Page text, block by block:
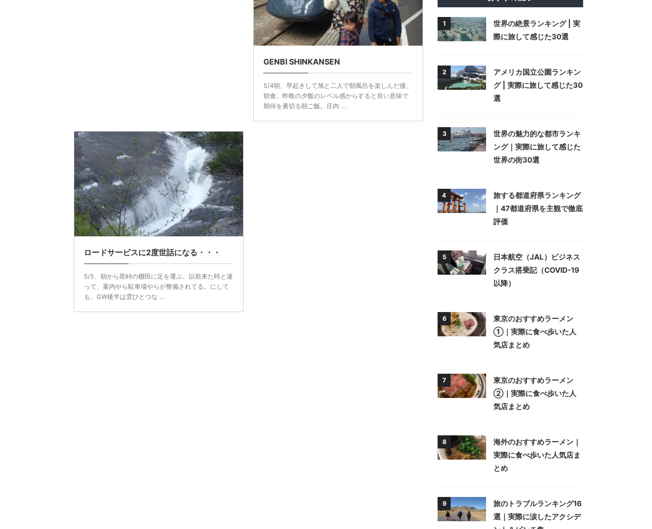
GENBI SHINKANSEN
5/4朝、早起きして旭と二人で朝風呂を楽しんだ後、
朝食。昨晩の夕飯のレベル感からすると良い意味で
期待を裏切る朝ご飯。庄内 ...
ロードサービスに2度世話になる・・・
5/5、朝から星峠の棚田に足を運ぶ。以前来た時と違
って、案内やら駐車場やらが整備されてる。にして
も、GW後半は雲ひとつな ...
1
世界の絶景ランキング | 実
際に旅して感じた30選
2
アメリカ国立公園ランキン
グ | 実際に旅して感じた30
選
3
世界の魅力的な都市ランキ
ング｜実際に旅して感じた
世界の街30選
4
旅する都道府県ランキング
｜47都道府県を主観で徹底
評価
5
日本航空（JAL）ビジネス
クラス搭乗記（COVID-19
以降）
6
東京のおすすめラーメン
①｜実際に食べ歩いた人
気店まとめ
7
東京のおすすめラーメン
②｜実際に食べ歩いた人
気店まとめ
8
海外のおすすめラーメン｜
実際に食べ歩いた人気店ま
とめ
9
旅のトラブルランキング16
選｜実際に涙したアクシデ